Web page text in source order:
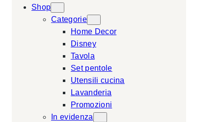
s
Shop
Categorie
Home Decor
Disney
Tavola
Set pentole
Utensili cucina
Lavanderia
Promozioni
In evidenza